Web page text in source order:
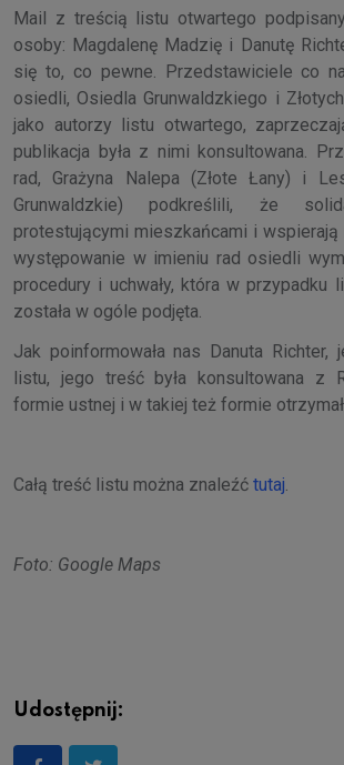
Mail z treścią listu otwartego
osoby: Magdalenę Madzię i Danutę
się to, co pewne. Przedstawiciele co
osiedli, Osiedla Grunwaldzkiego i
jako autorzy listu otwartego,
publikacja była z nimi konsultowana.
rad, Grażyna Nalepa (Złote Łany) i
Grunwaldzkie) podkreślili, że
protestującymi mieszkańcami i wspierają
występowanie w imieniu rad osiedli
procedury i uchwały, która w przypadku
została w ogóle podjęta.
Jak poinformowała nas Danuta Richter,
listu, jego treść była konsultowana z
formie ustnej i w takiej też formie
Całą treść listu można znaleźć tutaj
Foto: Google Maps
Udostępnij: